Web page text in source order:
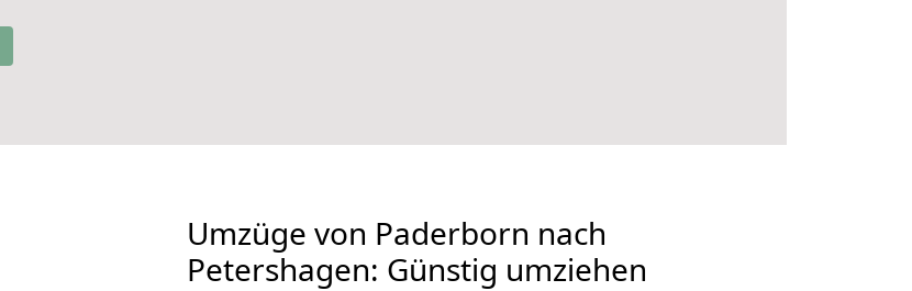
Umzüge von Paderborn nach
Petershagen: Günstig umziehen